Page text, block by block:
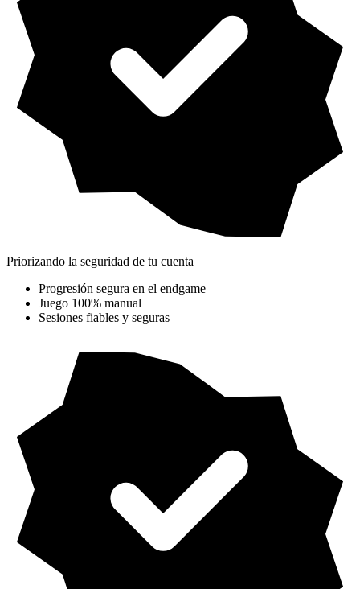
Priorizando la seguridad de tu cuenta
Progresión segura en el endgame
Juego 100% manual
Sesiones fiables y seguras